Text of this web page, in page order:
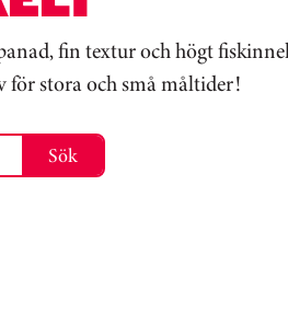
fin textur och högt
för stora och små måltider!
Sök